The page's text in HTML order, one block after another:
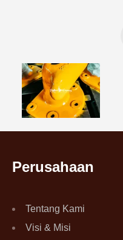
Perusahaan
Tentang Kami
Visi & Misi